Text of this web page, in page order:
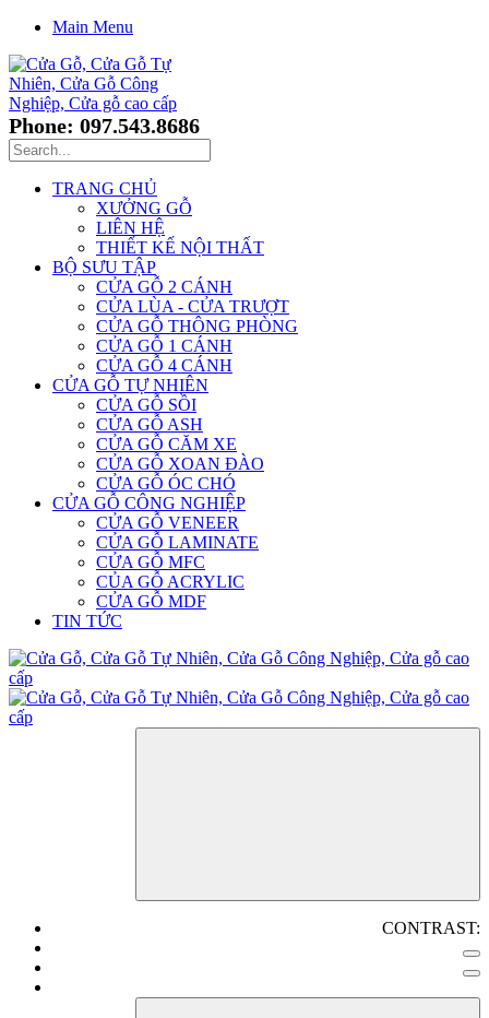
Main Menu
Phone: 097.543.8686
TRANG CHỦ
XƯỞNG GỖ
LIÊN HỆ
THIẾT KẾ NỘI THẤT
BỘ SƯU TẬP
CỬA GỖ 2 CÁNH
CỬA LÙA - CỬA TRƯỢT
CỬA GỖ THÔNG PHÒNG
CỬA GỖ 1 CÁNH
CỬA GỖ 4 CÁNH
CỬA GỖ TỰ NHIÊN
CỬA GỖ SỒI
CỬA GỖ ASH
CỬA GỖ CĂM XE
CỬA GỖ XOAN ĐÀO
CỬA GỖ ÓC CHÓ
CỬA GỖ CÔNG NGHIỆP
CỬA GỖ VENEER
CỬA GỖ LAMINATE
CỬA GỖ MFC
CỦA GỖ ACRYLIC
CỬA GỖ MDF
TIN TỨC
CONTRAST: